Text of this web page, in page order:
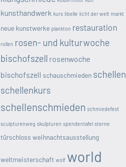
kunsthandwerk kurs libelle licht der welt markt
neue kunstwerke plankton restauration
rollen rosen- und kulturwoche
bischofszell rosenwoche
bischofszell schauschmieden schellen
schellenkurs
schellenschmieden schmiedefest
sculpturenweg skulpturen spendentafel sterne
türschloss weihnachtsausstellung
weltmeisterschaft wolf world